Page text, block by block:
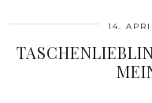
14.